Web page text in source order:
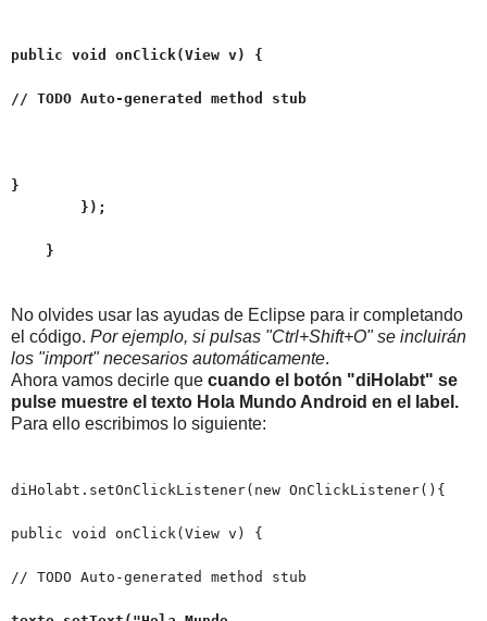
public void onClick(View v) {
// TODO Auto-generated method stub
}
});
}
No olvides usar las ayudas de Eclipse para ir completando
el código. Por ejemplo, si pulsas "Ctrl+Shift+O" se incluirán
los "import" necesarios automáticamente.
Ahora vamos decirle que cuando el botón "diHolabt" se
pulse muestre el texto Hola Mundo Android en el label.
Para ello escribimos lo siguiente:
diHolabt.setOnClickListener(new OnClickListener(){
public void onClick(View v) {
// TODO Auto-generated method stub